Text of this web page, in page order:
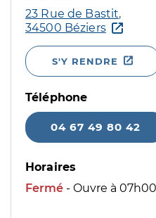
23 Rue de Bastit,
34500 Béziers
S'Y RENDRE
Téléphone
04 67 49 80 42
Horaires
Fermé - Ouvre à 07h00